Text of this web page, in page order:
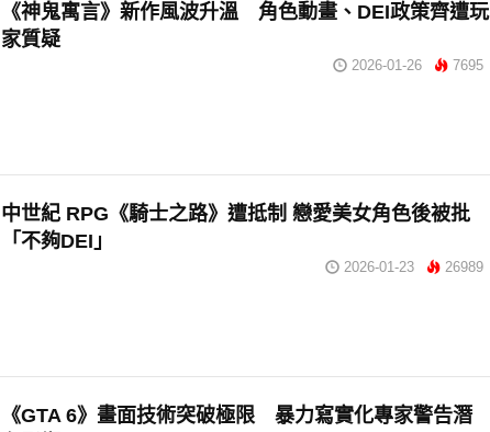
《神鬼寓言》新作風波升溫 角色動畫、DEI政策齊遭玩
家質疑
2026-01-26 7695
中世紀 RPG《騎士之路》遭抵制 戀愛美女角色後被批
「不夠DEI」
2026-01-23 26989
《GTA 6》畫面技術突破極限 暴力寫實化專家警告潛